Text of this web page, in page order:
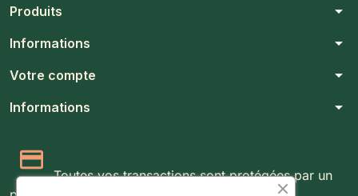
Produits arrow_drop_down
Informations arrow_drop_down
Votre compte arrow_drop_down
Informations arrow_drop_down
Toutes vos transactions sont protégées par un